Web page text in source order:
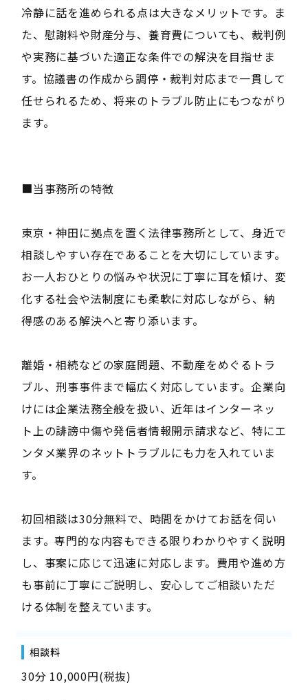
冷静に話を進められる点は大きなメリットです。ま
た、慰謝料や財産分与、養育費についても、裁判例
や実務に基づいた適正な条件での解決を目指せま
す。協議書の作成から調停・裁判対応まで一貫して
任せられるため、将来のトラブル防止にもつながり
ます。
■当事務所の特徴
東京・神田に拠点を置く法律事務所として、身近で
相談しやすい存在であることを大切にしています。
お一人おひとりの悩みや状況に丁寧に耳を傾け、変
化する社会や法制度にも柔軟に対応しながら、納
得感のある解決へと寄り添います。
離婚・相続などの家庭問題、不動産をめぐるトラ
ブル、刑事事件まで幅広く対応しています。企業向
けには企業法務全般を扱い、近年はインターネッ
ト上の誹謗中傷や発信者情報開示請求など、特にエ
ンタメ業界のネットトラブルにも力を入れていま
す。
初回相談は30分無料で、時間をかけてお話を伺い
ます。専門的な内容もできる限りわかりやすく説明
し、事案に応じて迅速に対応します。費用や進め方
も事前に丁寧にご説明し、安心してご相談いただ
ける体制を整えています。
相談料
30分 10,000円(税抜)